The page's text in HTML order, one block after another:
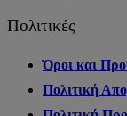
Πολιτικές
Όροι και
Πολιτική